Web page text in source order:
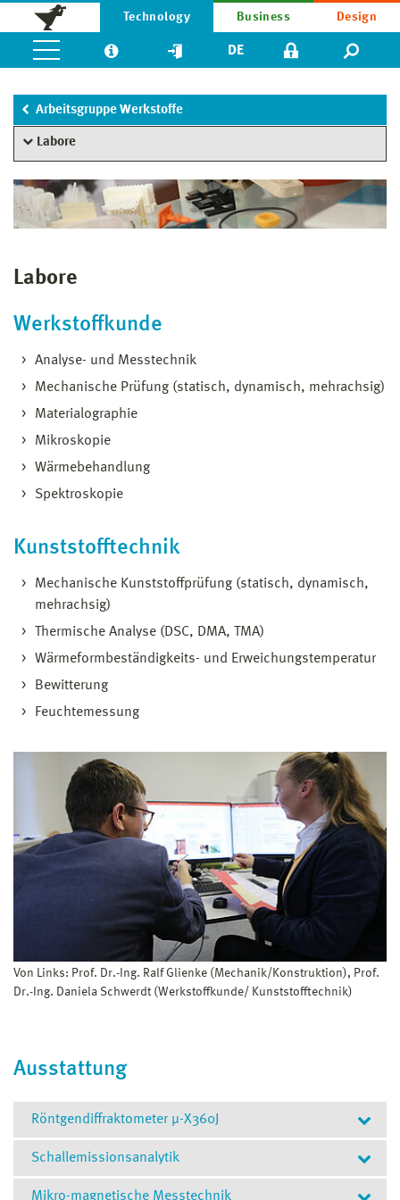
Technology Business Design
DE
Arbeitsgruppe Werkstoffe
Labore
Labore
Werkstoffkunde
Analyse- und Messtechnik
Mechanische Prüfung (statisch, dynamisch, mehrachsig)
Materialographie
Mikroskopie
Wärmebehandlung
Spektroskopie
Kunststofftechnik
Mechanische Kunststoffprüfung (statisch, dynamisch,
mehrachsig)
Thermische Analyse (DSC, DMA, TMA)
Wärmeformbeständigkeits- und Erweichungstemperatur
Bewitterung
Feuchtemessung
Von Links: Prof. Dr.-Ing. Ralf Glienke (Mechanik/Konstruktion), Prof.
Dr.-Ing. Daniela Schwerdt (Werkstoffkunde/ Kunststofftechnik)
Ausstattung
Röntgendiffraktometer μ-X360J
Schallemissionsanalytik
Mikro-magnetische Messtechnik